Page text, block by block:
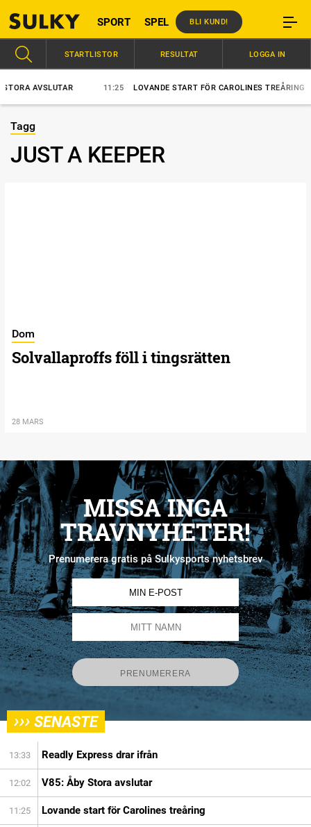
SPORT SPEL BLI KUND!
AVSLUTAR 11:25 LOVANDE START FÖR CAROLINES TREÅRING
STARTLISTOR RESULTAT LOGGA IN
Tagg
JUST A KEEPER
Dom
Solvallaproffs föll i tingsrätten
28 MARS
MISSA INGA
TRAVNYHETER!
Prenumerera gratis på Sulkysports nyhetsbrev
››› SENASTE
13:33 Readly Express drar ifrån
12:02 V85: Åby Stora avslutar
11:25 Lovande start för Carolines treåring